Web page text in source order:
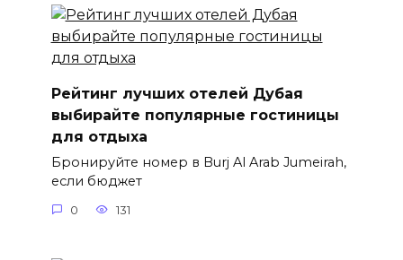
Рейтинг лучших отелей Дубая
выбирайте популярные гостиницы
для отдыха
Бронируйте номер в Burj Al Arab Jumeirah,
если бюджет
0 131